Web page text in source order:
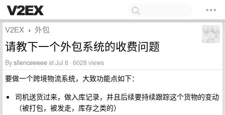
V2EX › 外包
请教下一个外包系统的收费问题
Bysilenceeeeeat Jul 8 · 6028 views
要做一个跨境物流系统，大致功能点如下：
司机送货过来，做入库记录，并且后续要持续跟踪这个货物的变动
（被打包，被发走，库存之类的）